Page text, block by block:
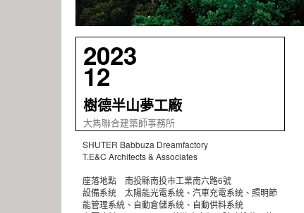
2023
12
樹德半山夢工廠
大雋聯合建築師事務所
SHUTER Babbuza Dreamfactory
T.E&C Architects & Associates
座落地點 南投縣南投市工業南六路6號
設備系統 太陽能光電系統、汽車充電系統、照明節
能管理系統、自動倉儲系統、自動供料系統